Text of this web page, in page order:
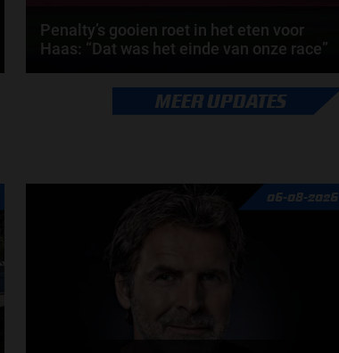
Penalty’s gooien roet in het eten voor
Haas: “Dat was het einde van onze race”
Beide mannen van Haas hadden een teleurstellende
race in Qatar. Door penalty’s vielen er geen...
MEER UPDATES
06-08-2026